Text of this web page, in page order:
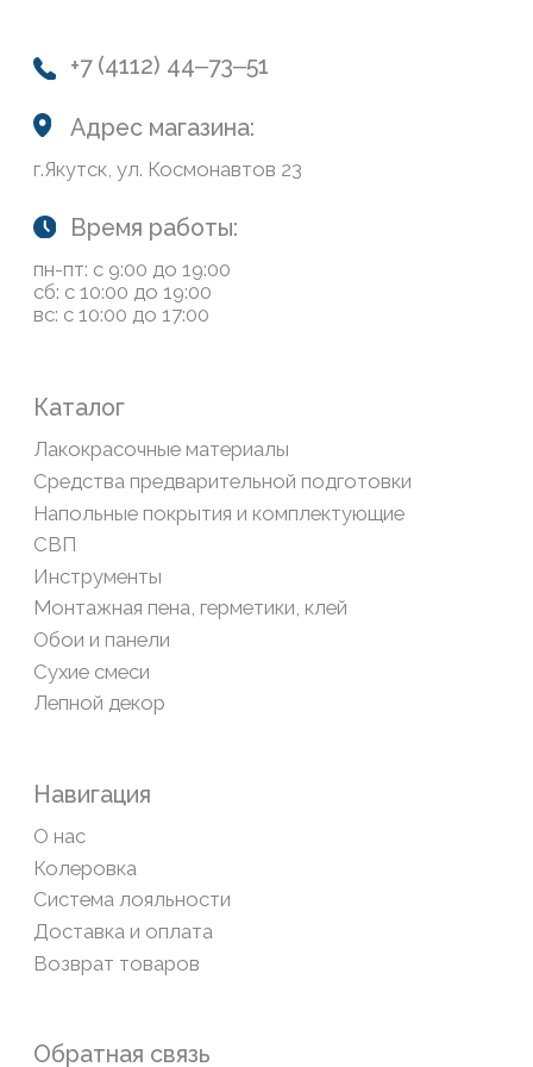
публичной офертой, определяемой положениями Статьи
437(2) Гражданского кодекса РФ
ООО «Современный дом», ОГРН 1111435007265.
Обратная связь
Разработка сайта
Доставка и оплата
Возврат товаров